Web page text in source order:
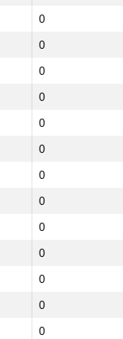
0
0
0
0
0
0
0
0
0
0
0
0
0
Total
NGP30 Sum